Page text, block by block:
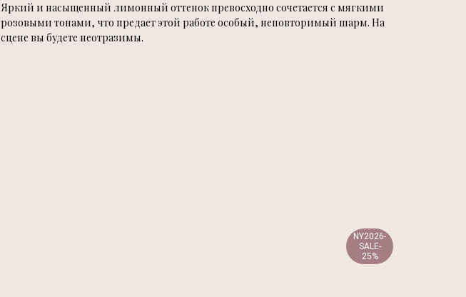
Яркий и насыщенный лимонный оттенок превосходно сочетается с мягкими
розовыми тонами, что предает этой работе особый, неповторимый шарм. На
сцене вы будете неотразимы.
NY2026-
SALE-
25%